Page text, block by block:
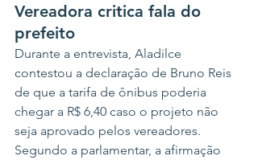
Vereadora critica fala do
prefeito
Durante a entrevista, Aladilce
contestou a declaração de Bruno Reis
de que a tarifa de ônibus poderia
chegar a R$ 6,40 caso o projeto não
seja aprovado pelos vereadores.
Segundo a parlamentar, a afirmação